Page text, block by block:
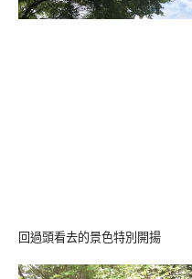
回過頭看去的景色特別開揚